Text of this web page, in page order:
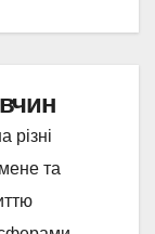
різні
та